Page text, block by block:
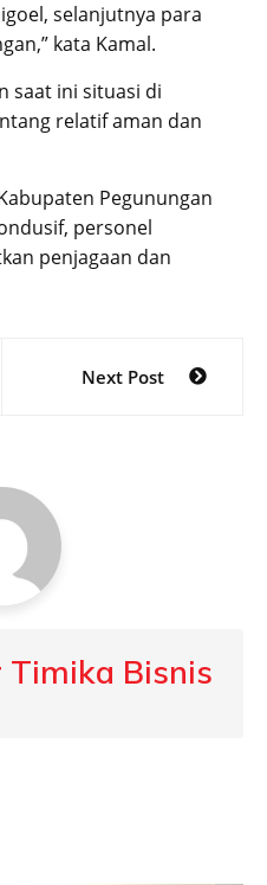
selanjutnya para
kata Kamal.
saat ini situasi di
relatif aman dan
Pegunungan
personel
penjagaan dan
Next Post
Bisnis